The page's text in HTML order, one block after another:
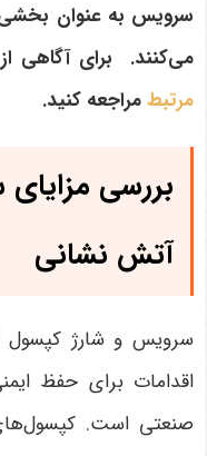
سرویس به عنوان
می‌کنند. برای آگاهی
مرتبطمراجعه کنید.
بررسی
آتش نشانی
سرویس و شارژ کپسول
اقدامات برای حفظ
صنعتی است.